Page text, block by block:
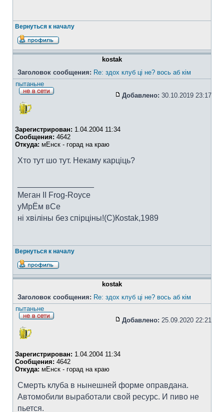
Вернуться к началу
kostak
Заголовок сообщения: Re: здох клуб ці не? вось аб кім
пытаньне
Добавлено: 30.10.2019 23:17
Зарегистрирован: 1.04.2004 11:34
Сообщения: 4642
Откуда: мЕнск - горад на краю
Хто тут шо тут. Некаму карціць?
Меган II Frog-Royce
уМрЁм вСе
ні хвіліны без спірціны!(C)Коstak,1989
Вернуться к началу
kostak
Заголовок сообщения: Re: здох клуб ці не? вось аб кім
пытаньне
Добавлено: 25.09.2020 22:21
Зарегистрирован: 1.04.2004 11:34
Сообщения: 4642
Откуда: мЕнск - горад на краю
Смерть клуба в нынешней форме оправдана.
Автомобили выработали свой ресурс. И пиво не
пьется.